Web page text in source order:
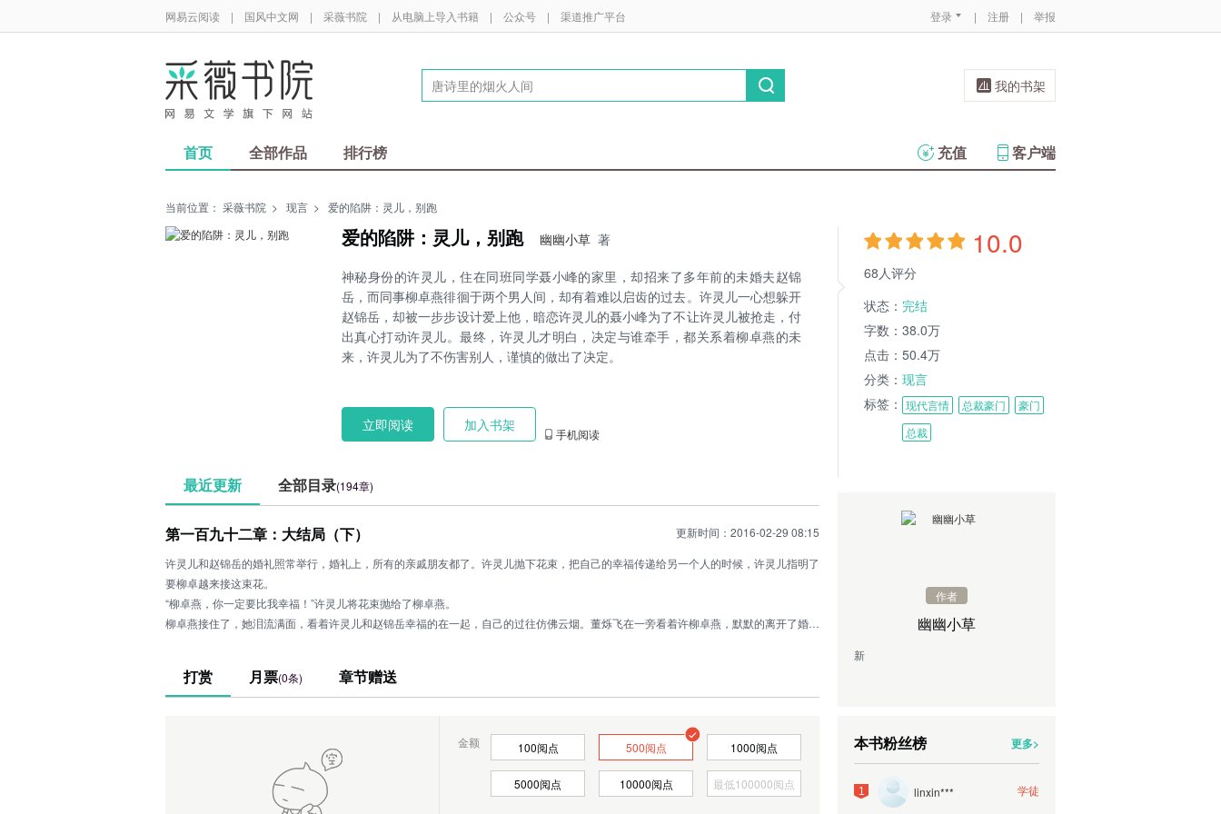
网易云阅读 | 国风中文网 | 采薇书院 | 从电脑上导入书籍 | 公众号 | 渠道推广平台 登录 | 注册 | 举报
我的书架
首页 全部作品 排行榜 客户端
充值
当前位置： 采薇书院 > 现言 > 爱的陷阱：灵儿，别跑
10.0
68人评分
状态： 完结
字数： 38.0万
点击： 50.4万
分类： 现言
标签： 现代言情 总裁豪门
豪门
总裁
作者
幽幽小草
新
本书粉丝榜 更多>
1 linxin*** 学徒
爱的陷阱：灵儿，别跑 幽幽小草 著
神秘身份的许灵儿，住在同班同学聂小峰的家里，却招来了多年前的未婚夫赵锦
岳，而同事柳卓燕徘徊于两个男人间，却有着难以启齿的过去。许灵儿一心想躲开
赵锦岳，却被一步步设计爱上他，暗恋许灵儿的聂小峰为了不让许灵儿被抢走，付
出真心打动许灵儿。最终，许灵儿才明白，决定与谁牵手，都关系着柳卓燕的未
来，许灵儿为了不伤害别人，谨慎的做出了决定。
立即阅读 加入书架
手机阅读
最近更新 全部目录(194章)
第一百九十二章：大结局（下）
更新时间：2016-02-29 08:15
许灵儿和赵锦岳的婚礼照常举行，婚礼上，所有的亲戚朋友都了。许灵儿抛下花束，把自己的幸福传递给另一个人的时候，许灵儿指明了
要柳卓越来接这束花。
“柳卓燕，你一定要比我幸福！”许灵儿将花束抛给了柳卓燕。
柳卓燕接住了，她泪流满面，看着许灵儿和赵锦岳幸福的在一起，自己的过往仿佛云烟。董烁飞在一旁看着许柳卓燕，默默的离开了婚礼
打赏 月票(0条) 章节赠送
金额 100阅点 500阅点 1000阅点
5000阅点 10000阅点